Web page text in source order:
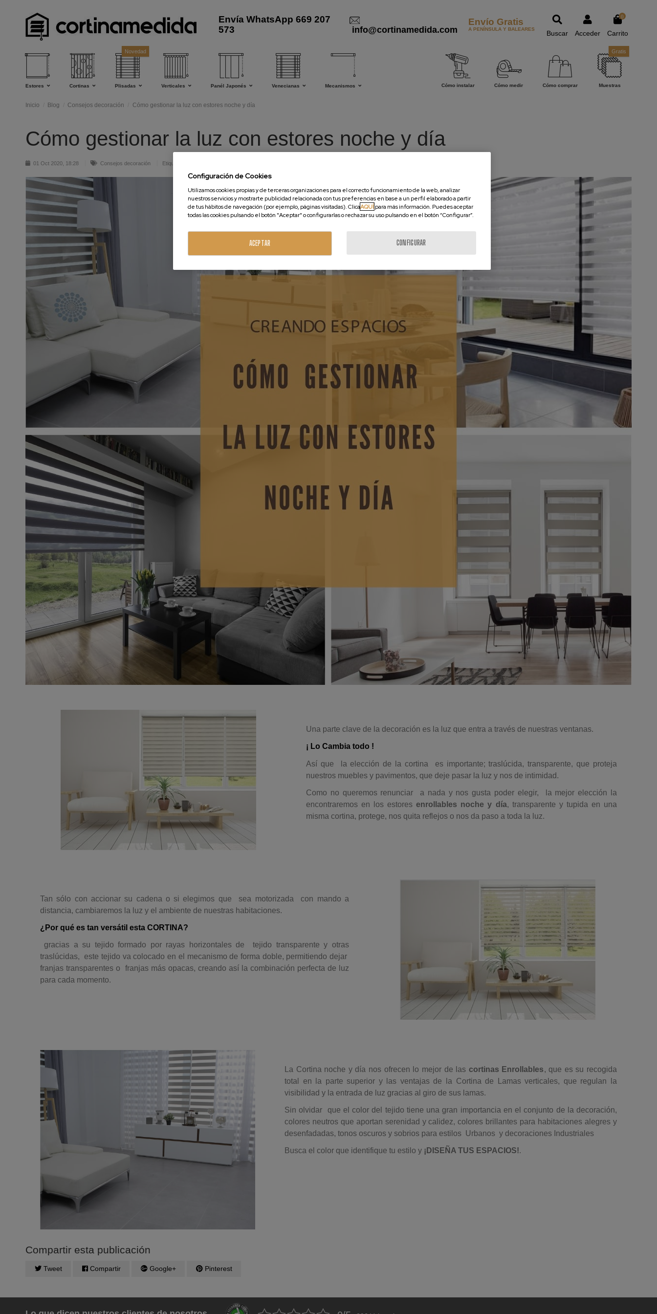
Envía WhatsApp 669 207
573
info@cortinamedida.com
Envío Gratis
A PENÍNSULA Y BALEARES Buscar Acceder
0
Carrito
Estores Cortinas Plisadas
Novedad
Verticales Panél Japonés Venecianas Mecanismos Muestras
Gratis
Cómo comprar
Cómo medir
Cómo instalar
Inicio Blog Consejos decoración Cómo gestionar la luz con estores noche y día
Cómo gestionar la luz con estores noche y día
01 Oct 2020, 18:28 Consejos decoración Etiquetas: estores noche y dia, decoración con estores
Una parte clave de la decoración es la luz que entra a través de nuestras ventanas.
¡ Lo Cambia todo !
Así que la elección de la cortina es importante; traslúcida, transparente, que proteja
nuestros muebles y pavimentos, que deje pasar la luz y nos de intimidad.
Como no queremos renunciar a nada y nos gusta poder elegir, la mejor elección la
encontraremos en los estoresenrollables noche y día, transparente y tupida en una
misma cortina, protege, nos quita reflejos o nos da paso a toda la luz.
Tan sólo con accionar su cadena o si elegimos que sea motorizada con mando a
distancia, cambiaremos la luz y el ambiente de nuestras habitaciones.
¿Por qué es tan versátil esta CORTINA?
gracias a su tejido formado por rayas horizontales de tejido transparente y otras
traslúcidas, este tejido va colocado en el mecanismo de forma doble, permitiendo dejar
franjas transparentes o franjas más opacas, creando así la combinación perfecta de luz
para cada momento.
La Cortina noche y día nos ofrecen lo mejor de las cortinas Enrollables, que es su recogida
total en la parte superior y las ventajas de la Cortina de Lamas verticales, que regulan la
visibilidad y la entrada de luz gracias al giro de sus lamas.
Sin olvidar que el color del tejido tiene una gran importancia en el conjunto de la decoración,
colores neutros que aportan serenidad y calidez, colores brillantes para habitaciones alegres y
desenfadadas, tonos oscuros y sobrios para estilos Urbanos y decoraciones Industriales
Busca el color que identifique tu estilo y ¡DISEÑA TUS ESPACIOS!.
Compartir esta publicación
Tweet Compartir Google+ Pinterest
Configuración de Cookies
Utilizamos cookies propias y de terceras organizaciones para el correcto funcionamiento de la web, analizar
nuestros servicios y mostrarte publicidad relacionada con tus preferencias en base a un perfil elaborado a partir
de tus hábitos de navegación (por ejemplo, páginas visitadas). ClicaAQUÍ para más información. Puedes aceptar
todas las cookies pulsando el botón "Aceptar" o configurarlas o rechazar su uso pulsando en el botón “Configurar”.
CONFIGURAR
ACEPTAR